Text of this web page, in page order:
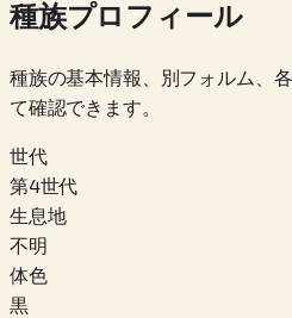
種族プロフィール
種族の基本情報、別フォルム、
て確認できます。
世代
第4世代
生息地
不明
体色
黒